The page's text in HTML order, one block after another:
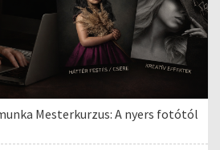
Mesterkurzus: A nyers fotótól